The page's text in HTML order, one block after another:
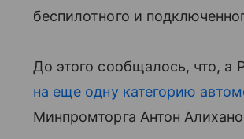
беспилотного и
До этого сообщалось, что, а
на еще одну категорию
Минпромторга Антон